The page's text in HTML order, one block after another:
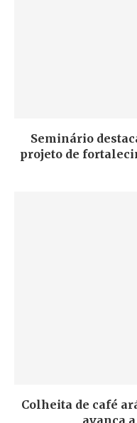
Seminário
projeto de
Colheita de café